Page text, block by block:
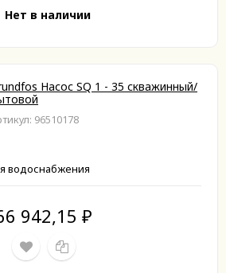
Нет в наличии
Насос SQ 1 - 35 скважинный/
96510178
водоснабжения
942,15 ₽